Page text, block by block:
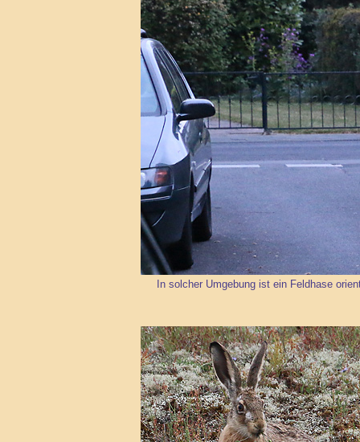
In solcher Umgebung ist ein Feldhase